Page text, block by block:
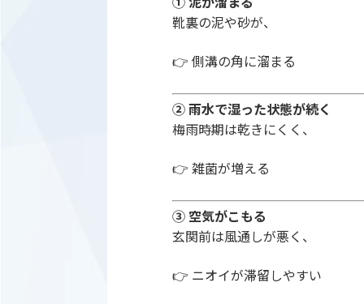
靴裏の泥や砂が、
👉 側溝の角に溜まる
② 雨水で湿った状態が続く
梅雨時期は乾きにくく、
👉 雑菌が増える
③ 空気がこもる
玄関前は風通しが悪く、
👉 ニオイが滞留しやすい